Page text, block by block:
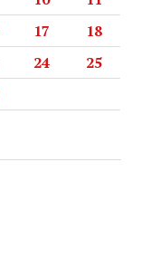
17
18
24
25